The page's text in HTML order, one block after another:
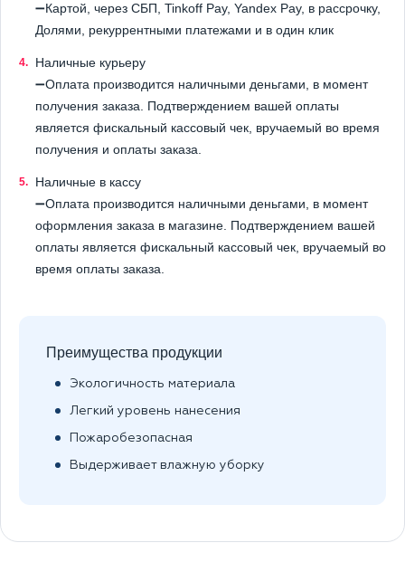
➖Картой, через СБП, Tinkoff Pay, Yandex Pay, в рассрочку,
Долями, рекуррентными платежами и в один клик
Наличные курьеру
➖Оплата производится наличными деньгами, в момент
получения заказа. Подтверждением вашей оплаты
является фискальный кассовый чек, вручаемый во время
получения и оплаты заказа.
Наличные в кассу
➖Оплата производится наличными деньгами, в момент
оформления заказа в магазине. Подтверждением вашей
оплаты является фискальный кассовый чек, вручаемый во
время оплаты заказа.
Преимущества продукции
Экологичность материала
Легкий уровень нанесения
Пожаробезопасная
Выдерживает влажную уборку